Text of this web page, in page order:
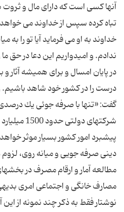
آنها كسی است كه دارای مال و ثروت
تباه كرده سپس از خداوند می
خداوند به او می فرماید آیا تو را
ندادم. و امیدواریم این دعا در حق
در پایان امسال و برای همیشه
درست را در كشور خود شاهد
گفت: «تنها با صرفه جوئی یك
شركتهای
پیشبرد امور كشور بسیار موثر
دینی صرفه جویی و میانه روی، لزوم
مطالعه آمار و ارقام مصرف در
مصارف خانگی و اجتماعی امری
نوشتار فقط به ذكر چند نمونه از این